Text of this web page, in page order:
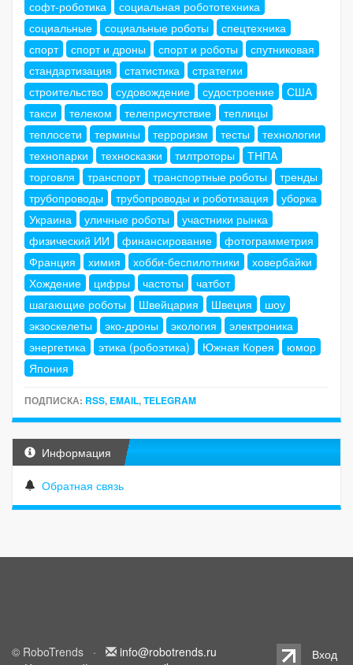
софт-роботика
социальная робототехника
социальные
социальные роботы
спецтехника
спорт
спорт и дроны спорт и роботы
спутниковая
стандартизация
статистика
стратегии
строительство
судовождение судостроение
США
такси
телеком телеприсутствие
теплицы
теплосети
термины терроризм тесты
технологии
технопарки
техносказки тилтроторы
ТНПА
торговля
транспорт транспортные роботы
тренды
трубопроводы
трубопроводы и роботизация
уборка
Украина
уличные роботы
участники рынка
физический ИИ
финансирование
фотограмметрия
Франция
химия хобби-беспилотники
ховербайки
Хождение
цифры частоты
чатбот
шагающие роботы
Швейцария Швеция
шоу
экзоскелеты
эко-дроны экология
электроника
энергетика
этика (робоэтика) Южная Корея
юмор
Япония
ПОДПИСКА: RSS, EMAIL,TELEGRAM
Информация
Обратная связь
© RoboTrends ·
info@robotrends.ru
Вход